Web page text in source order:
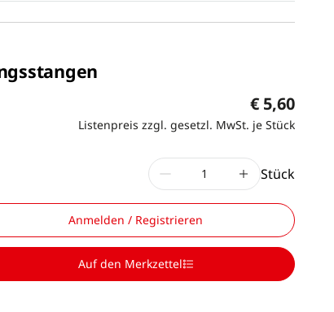
€ 5,60
Listenpreis zzgl. gesetzl. MwSt. je Stück
Stück
Anmelden / Registrieren
Auf den Merkzettel